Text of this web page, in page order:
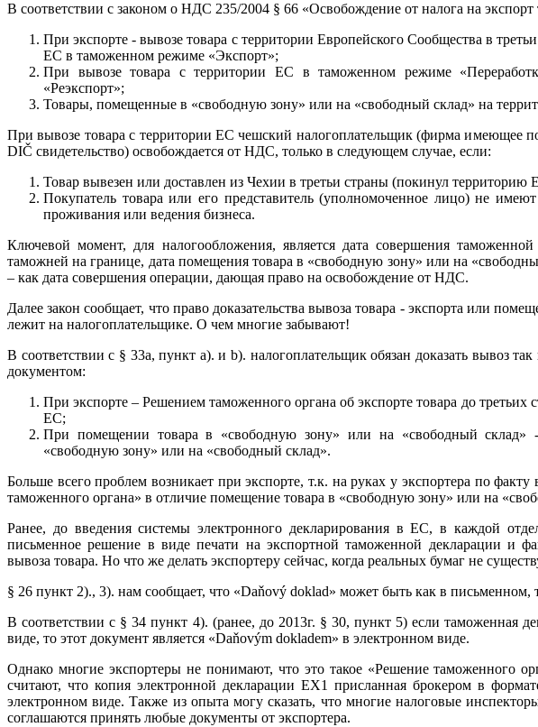
В соответствии с законом о НДС 235/2004 § 66 «Освобождение от налога на
При экспорте - вывозе товара с территории Европейского Сообщества в
ЕС в таможенном режиме «Экспорт»;
При вывозе товара с территории ЕС в таможенном режиме
«Реэкспорт»;
Товары, помещенные в «свободную зону» или на «свободный склад» на
При вывозе товара с территории ЕС чешский налогоплательщик (фирма имеющее
DIČ свидетельство) освобождается от НДС, только в следующем случае, если:
Товар вывезен или доставлен из Чехии в третьи страны (покинул территорию
Покупатель товара или его представитель (уполномоченное лицо) не
проживания или ведения бизнеса.
Ключевой момент, для налогообложения, является дата совершения
таможней на границе, дата помещения товара в «свободную зону» или на
– как дата совершения операции, дающая право на освобождение от НДС.
Далее закон сообщает, что право доказательства вывоза товара - экспорта или
лежит на налогоплательщике. О чем многие забывают!
В соответствии с § 33a, пункт а). и b). налогоплательщик обязан доказать вывоз
документом:
При экспорте – Решением таможенного органа об экспорте товара до третьих
ЕС;
При помещении товара в «свободную зону» или на «свободный
«свободную зону» или на «свободный склад».
Больше всего проблем возникает при экспорте, т.к. на руках у экспортера по
таможенного органа» в отличие помещение товара в «свободную зону» или на
Ранее, до введения системы электронного декларирования в ЕС, в каждой
письменное решение в виде печати на экспортной таможенной декларации и
вывоза товара. Но что же делать экспортеру сейчас, когда реальных бумаг не
§ 26 пункт 2)., 3). нам сообщает, что «Daňový doklad» может быть как в письменном,
В соответствии с § 34 пункт 4). (ранее, до 2013г. § 30, пункт 5) если таможенная
виде, то этот документ является «Daňovým dokladem» в электронном виде.
Однако многие экспортеры не понимают, что это такое «Решение таможенного
считают, что копия электронной декларации EX1 присланная брокером в
электронном виде. Также из опыта могу сказать, что многие налоговые
соглашаются принять любые документы от экспортера.